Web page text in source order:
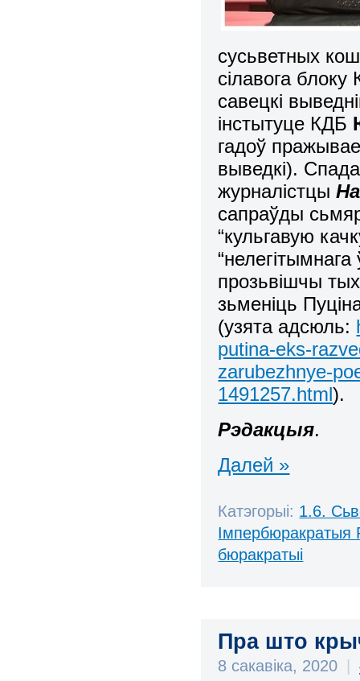
сусьветных
сілавога
савецкі
інстытуце КДБ
гадоў
выведкі).
журналістцы
сапраўды
“кульгавую
прозьвішчы
зьменіць
(узята адсюль:
putina-eks-
zarubezhnye-
1491257.html).
Рэдакцыя.
Далей »
Катэгорыі: 1.6.
Імпербюракратыя
бюракратыі
Пра што
8 сакавіка, 2020